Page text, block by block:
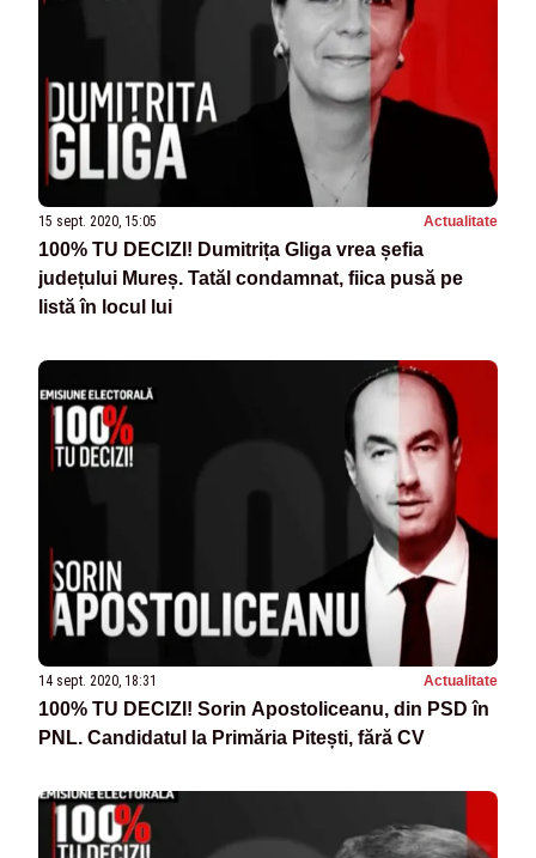
15 sept. 2020, 15:05 Actualitate
100% TU DECIZI! Dumitrița Gliga vrea șefia
județului Mureș. Tatăl condamnat, fiica pusă pe
listă în locul lui
14 sept. 2020, 18:31 Actualitate
100% TU DECIZI! Sorin Apostoliceanu, din PSD în
PNL. Candidatul la Primăria Pitești, fără CV